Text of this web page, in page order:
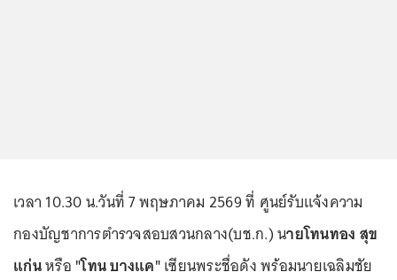
เวลา 10.30 น.วันที่ 7 พฤษภาคม 2569 ที่ ศูนย์รับแจ้งความ
กองบัญชาการตำรวจสอบสวนกลาง(บช.ก.) นายโทนทอง สุข
แก่นหรือ "โทน บางแค"เซียนพระชื่อดัง พร้อมนายเฉลิมชัย